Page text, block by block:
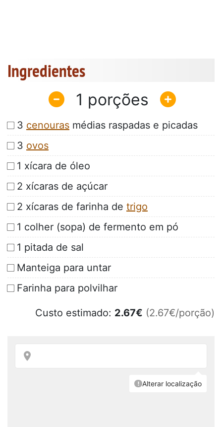
Ingredientes
1
3 cenouras médias raspadas e picadas
3 ovos
1 xícara de óleo
2 xícaras de açúcar
2 xícaras de farinha de trigo
1 colher (sopa) de fermento em pó
1 pitada de sal
Manteiga para untar
Farinha para polvilhar
Custo estimado: 2.67€ (2.67€/porção)